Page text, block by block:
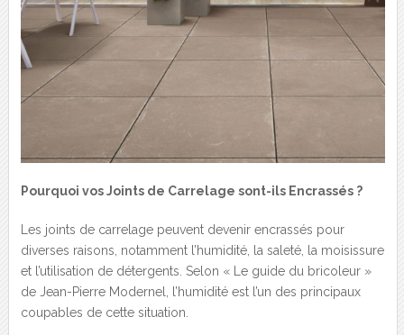
Pourquoi vos Joints de Carrelage sont-ils Encrassés ?
Les joints de carrelage peuvent devenir encrassés pour
diverses raisons, notamment l’humidité, la saleté, la moisissure
et l’utilisation de détergents. Selon « Le guide du bricoleur »
de Jean-Pierre Modernel, l’humidité est l’un des principaux
coupables de cette situation.